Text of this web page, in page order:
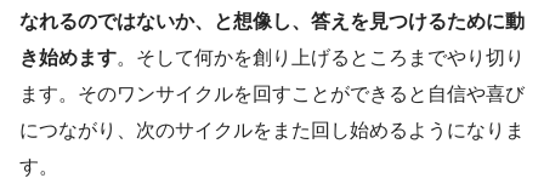
なれるのではないか、と想像し、答えを見つけるために動
き始めます。そして何かを創り上げるところまでやり切り
ます。そのワンサイクルを回すことができると自信や喜び
につながり、次のサイクルをまた回し始めるようになりま
す。